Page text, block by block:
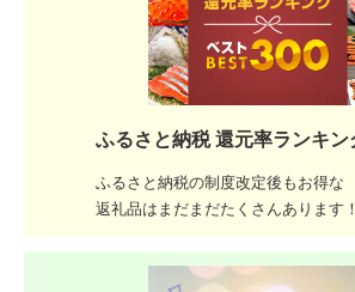
ふるさと納税 還元率ランキン
ふるさと納税の制度改定後もお得な
返礼品はまだまだたくさんあります！